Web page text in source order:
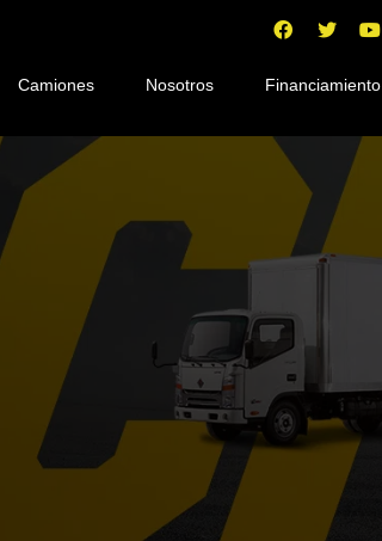
Camiones Nosotros Financiamiento